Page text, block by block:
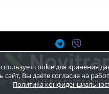
© 2018 - 2025 все права
cookie для хранения
сайт, Вы даёте согласие на
Политика